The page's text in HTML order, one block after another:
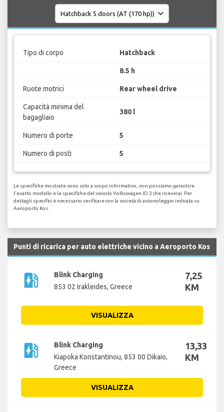
Tipo di corpo Hatchback
8.5 h
Ruote motrici Rear wheel drive
Capacità minima del
bagagliaio
380 l
Numero di porte 5
Numero di posti 5
Le specifiche mostrate sono solo a scopo informativo, non possiamo garantire
l'esatto modello e le specifiche del veicolo Volkswagen ID.3 che riceverai. Per
dettagli specifici è necessario verificare con la società di autonoleggio indicata su
Aeroporto Kos.
Punti di ricarica per auto elettriche vicino a Aeroporto Kos
ev_station
Blink Charging
853 02 Irakleides, Greece
7,25
KM
VISUALIZZA
ev_station
Blink Charging
Kiapoka Konstantinou, 853 00 Dikaio,
Greece
13,33
KM
VISUALIZZA